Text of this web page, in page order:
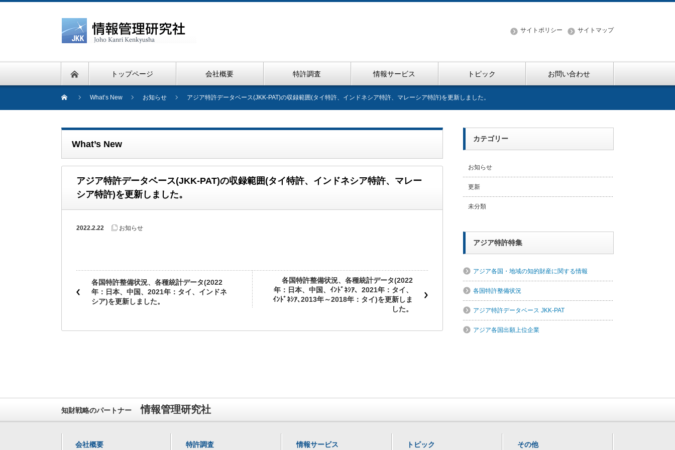
サイトポリシー サイトマップ
トップページ 会社概要 特許調査 情報サービス トピック お問い合わせ
What’s New お知らせ アジア特許データベース(JKK-PAT)の収録範囲(タイ特許、インドネシア特許、マレーシア特許)を更新しました。
What’s New
アジア特許データベース(JKK-PAT)の収録範囲(タイ特許、インドネシア特許、マレー
シア特許)を更新しました。
2022.2.22 お知らせ
各国特許整備状況、各種統計データ(2022
年：日本、中国、2021年：タイ、インドネ
シア)を更新しました。
各国特許整備状況、各種統計データ(2022
年：日本、中国、ｲﾝﾄﾞﾈｼｱ、2021年：タイ、
ｲﾝﾄﾞﾈｼｱ､2013年～2018年：タイ)を更新しま
した。
カテゴリー
お知らせ
更新
未分類
アジア特許特集
アジア各国・地域の知的財産に関する情報
各国特許整備状況
アジア特許データベース JKK-PAT
アジア各国出願上位企業
知財戦略のパートナー 情報管理研究社
会社概要 特許調査 情報サービス トピック その他